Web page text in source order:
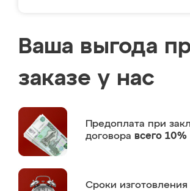
Ваша выгода
заказе у нас
Предоплата при
договора всего 10%
Сроки изготовления